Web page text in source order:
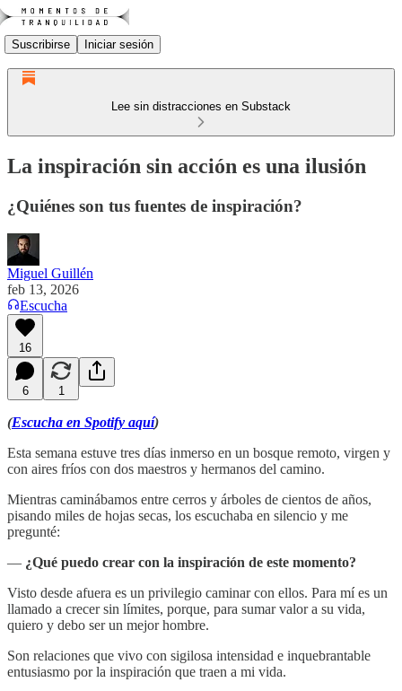
Suscribirse Iniciar sesión
Lee sin distracciones en Substack
La inspiración sin acción es una ilusión
¿Quiénes son tus fuentes de inspiración?
Miguel Guillén
feb 13, 2026
Escucha
16
6 1
(Escucha en Spotify aquí)
Esta semana estuve tres días inmerso en un bosque remoto, virgen y
con aires fríos con dos maestros y hermanos del camino.
Mientras caminábamos entre cerros y árboles de cientos de años,
pisando miles de hojas secas, los escuchaba en silencio y me
pregunté:
— ¿Qué puedo crear con la inspiración de este momento?
Visto desde afuera es un privilegio caminar con ellos. Para mí es un
llamado a crecer sin límites, porque, para sumar valor a su vida,
quiero y debo ser un mejor hombre.
Son relaciones que vivo con sigilosa intensidad e inquebrantable
entusiasmo por la inspiración que traen a mi vida.